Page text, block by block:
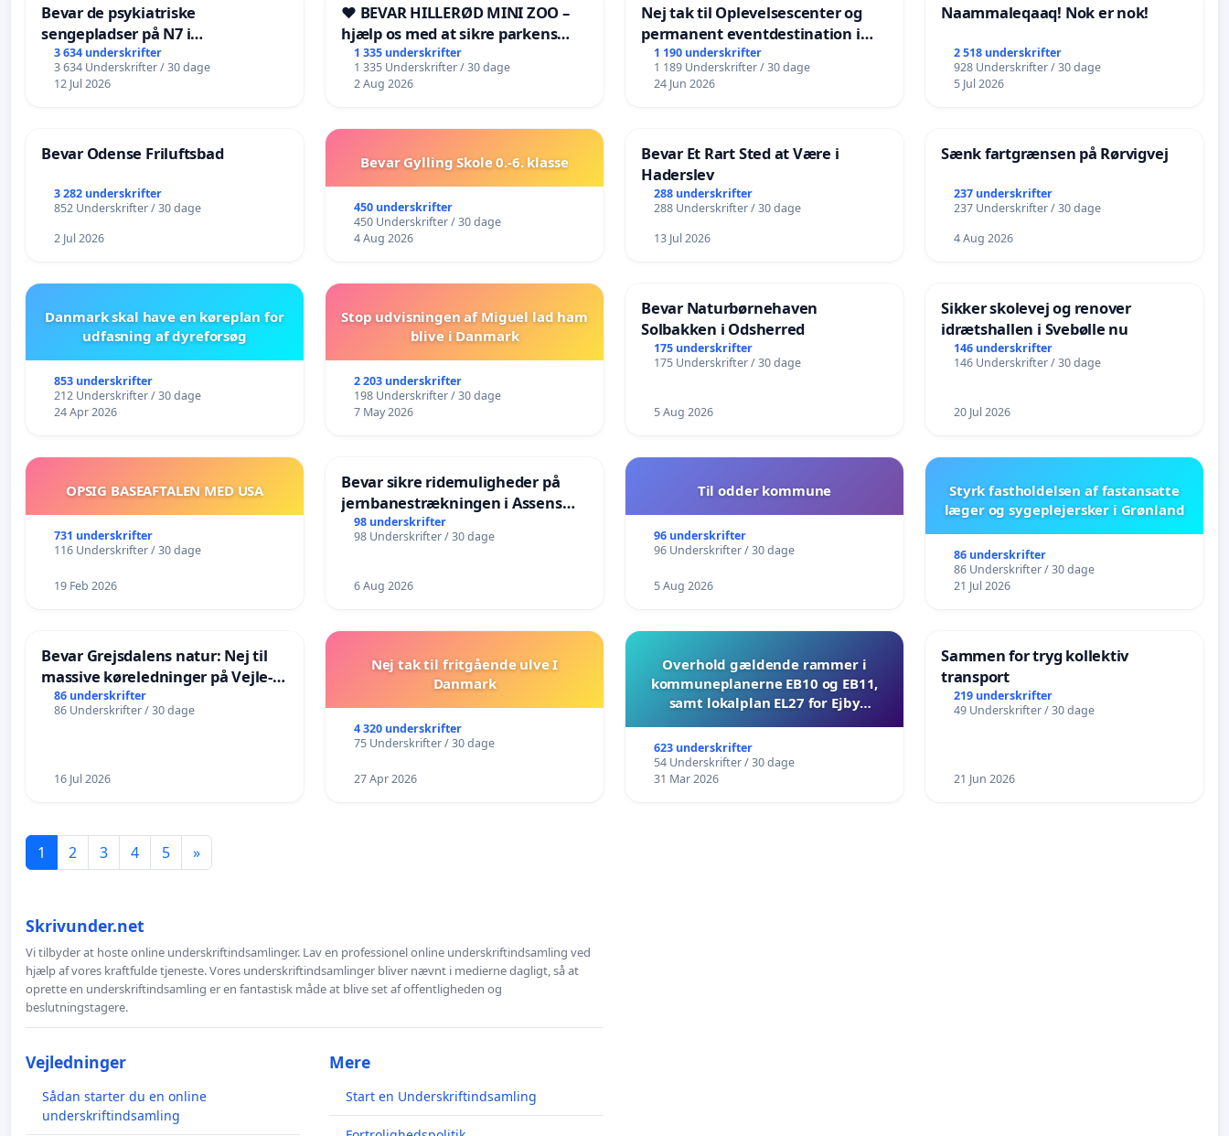
Bevar de psykiatriske
sengepladser på N7 i
Frederikshavn
3 634 underskrifter
3 634 Underskrifter / 30 dage
12 Jul 2026
❤️ BEVAR HILLERØD MINI ZOO –
hjælp os med at sikre parkens
fremtid ❤️
1 335 underskrifter
1 335 Underskrifter / 30 dage
2 Aug 2026
Nej tak til Oplevelsescenter og
permanent eventdestination i
Vejby - Ja tak til et levende
lokalområde i balance
1 190 underskrifter
1 189 Underskrifter / 30 dage
24 Jun 2026
Naammaleqaaq! Nok er nok!
2 518 underskrifter
928 Underskrifter / 30 dage
5 Jul 2026
Bevar Odense Friluftsbad
3 282 underskrifter
852 Underskrifter / 30 dage
2 Jul 2026
Bevar Gylling Skole 0.-6. klasse
450 underskrifter
450 Underskrifter / 30 dage
4 Aug 2026
Bevar Et Rart Sted at Være i
Haderslev
288 underskrifter
288 Underskrifter / 30 dage
13 Jul 2026
Sænk fartgrænsen på Rørvigvej
237 underskrifter
237 Underskrifter / 30 dage
4 Aug 2026
Danmark skal have en køreplan for
udfasning af dyreforsøg
853 underskrifter
212 Underskrifter / 30 dage
24 Apr 2026
Stop udvisningen af Miguel lad ham
blive i Danmark
2 203 underskrifter
198 Underskrifter / 30 dage
7 May 2026
Bevar Naturbørnehaven
Solbakken i Odsherred
175 underskrifter
175 Underskrifter / 30 dage
5 Aug 2026
Sikker skolevej og renover
idrætshallen i Svebølle nu
146 underskrifter
146 Underskrifter / 30 dage
20 Jul 2026
OPSIG BASEAFTALEN MED USA
731 underskrifter
116 Underskrifter / 30 dage
19 Feb 2026
Bevar sikre ridemuligheder på
jernbanestrækningen i Assens
Kommune
98 underskrifter
98 Underskrifter / 30 dage
6 Aug 2026
Til odder kommune
96 underskrifter
96 Underskrifter / 30 dage
5 Aug 2026
Styrk fastholdelsen af fastansatte
læger og sygeplejersker i Grønland
86 underskrifter
86 Underskrifter / 30 dage
21 Jul 2026
Bevar Grejsdalens natur: Nej til
massive køreledninger på Vejle-
Struer-banen
86 underskrifter
86 Underskrifter / 30 dage
16 Jul 2026
Nej tak til fritgående ulve I
Danmark
4 320 underskrifter
75 Underskrifter / 30 dage
27 Apr 2026
Overhold gældende rammer i
kommuneplanerne EB10 og EB11,
samt lokalplan EL27 for Ejby
623 underskrifter
54 Underskrifter / 30 dage
31 Mar 2026
Sammen for tryg kollektiv
transport
219 underskrifter
49 Underskrifter / 30 dage
21 Jun 2026
1 2 3 4 5 »
Skrivunder.net
Vi tilbyder at hoste online underskriftindsamlinger. Lav en professionel online underskriftindsamling ved
hjælp af vores kraftfulde tjeneste. Vores underskriftindsamlinger bliver nævnt i medierne dagligt, så at
oprette en underskriftindsamling er en fantastisk måde at blive set af offentligheden og
beslutningstagere.
Vejledninger
Sådan starter du en online
underskriftindsamling
Mere
Start en Underskriftindsamling